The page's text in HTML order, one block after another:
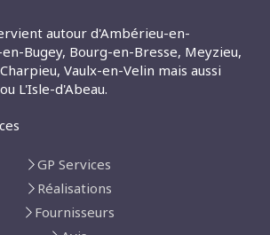
autour d'Ambérieu-en-
Bugey, Bourg-en-Bresse, Meyzieu,
Vaulx-en-Velin mais aussi
L'Isle-d'Abeau.
GP Services
Réalisations
Fournisseurs